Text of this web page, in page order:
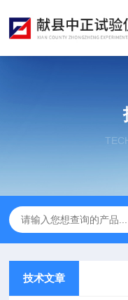
技术文章